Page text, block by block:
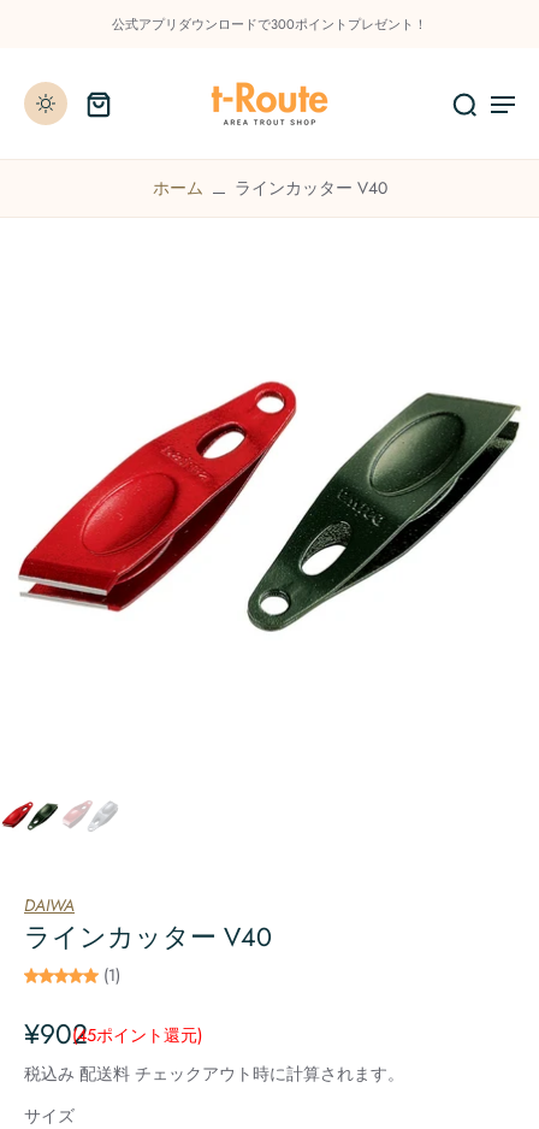
公式アプリダウンロードで300ポイントプレゼント！
ホーム ラインカッター V40
DAIWA
ラインカッター V40
(1)
¥902
(45ポイント還元)
税込み 配送料 チェックアウト時に計算されます。
サイズ